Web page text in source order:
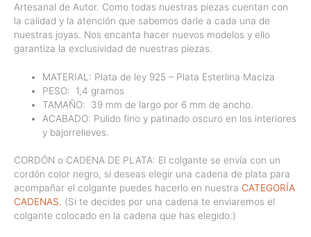
Artesanal de Autor. Como todas nuestras piezas cuentan con
la calidad y la atención que sabemos darle a cada una de
nuestras joyas. Nos encanta hacer nuevos modelos y ello
garantiza la exclusividad de nuestras piezas.
MATERIAL: Plata de ley 925 – Plata Esterlina Maciza
PESO: 1,4 gramos
TAMAÑO: 39 mm de largo por 6 mm de ancho.
ACABADO: Pulido fino y patinado oscuro en los interiores
y bajorrelieves.
CORDÓN o CADENA DE PLATA: El colgante se envía con un
cordón color negro, si deseas elegir una cadena de plata para
acompañar el colgante puedes hacerlo en nuestra CATEGORÍA
CADENAS. (Si te decides por una cadena te enviaremos el
colgante colocado en la cadena que has elegido.)